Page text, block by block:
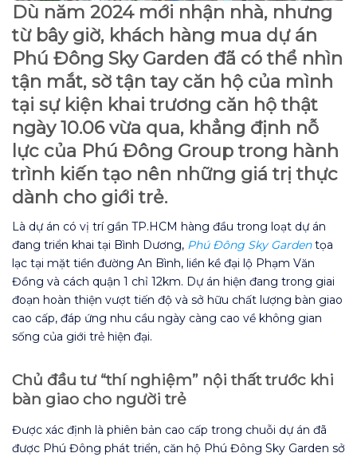
Dù năm 2024 mới nhận nhà, nhưng
từ bây giờ, khách hàng mua dự án
Phú Đông Sky Garden đã có thể nhìn
tận mắt, sờ tận tay căn hộ của mình
tại sự kiện khai trương căn hộ thật
ngày 10.06 vừa qua, khẳng định nỗ
lực của Phú Đông Group trong hành
trình kiến tạo nên những giá trị thực
dành cho giới trẻ.
Là dự án có vị trí gần TP.HCM hàng đầu trong loạt dự án
đang triển khai tại Bình Dương, Phú Đông Sky Gardentọa
lạc tại mặt tiền đường An Bình, liền kề đại lộ Phạm Văn
Đồng và cách quận 1 chỉ 12km. Dự án hiện đang trong giai
đoạn hoàn thiện vượt tiến độ và sở hữu chất lượng bàn giao
cao cấp, đáp ứng nhu cầu ngày càng cao về không gian
sống của giới trẻ hiện đại.
Chủ đầu tư “thí nghiệm” nội thất trước khi
bàn giao cho người trẻ
Được xác định là phiên bản cao cấp trong chuỗi dự án đã
được Phú Đông phát triển, căn hộ Phú Đông Sky Garden sở